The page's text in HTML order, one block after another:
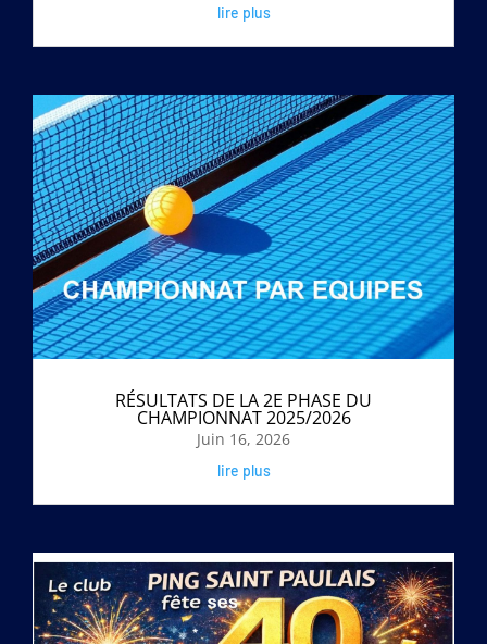
lire plus
RÉSULTATS DE LA 2E PHASE DU
CHAMPIONNAT 2025/2026
Juin 16, 2026
lire plus